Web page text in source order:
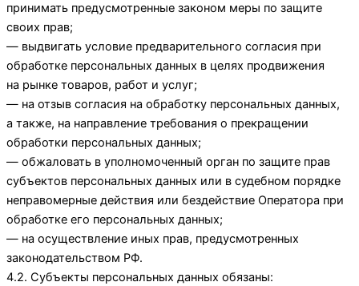
принимать предусмотренные законом меры по защите
своих прав;
— выдвигать условие предварительного согласия при
обработке персональных данных в целях продвижения
на рынке товаров, работ и услуг;
— на отзыв согласия на обработку персональных данных,
а также, на направление требования о прекращении
обработки персональных данных;
— обжаловать в уполномоченный орган по защите прав
субъектов персональных данных или в судебном порядке
неправомерные действия или бездействие Оператора при
обработке его персональных данных;
— на осуществление иных прав, предусмотренных
законодательством РФ.
4.2. Субъекты персональных данных обязаны: